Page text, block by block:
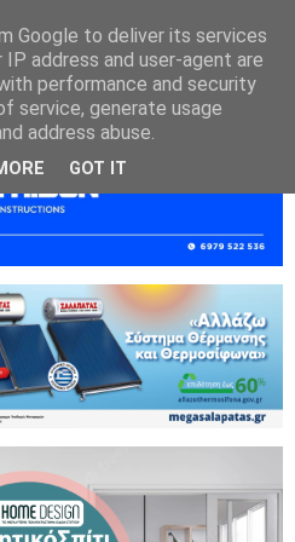
Google to deliver its services
address and user-agent are
performance and security
service, generate usage
address abuse.
GOT IT